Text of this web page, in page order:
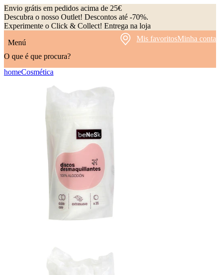
Envio grátis em pedidos acima de 25€
Descubra o nosso Outlet! Descontos até -70%.
Experimente o Click & Collect! Entrega na loja
Menú
Mis favoritosMinha conta
O que é que procura?
homeCosmética